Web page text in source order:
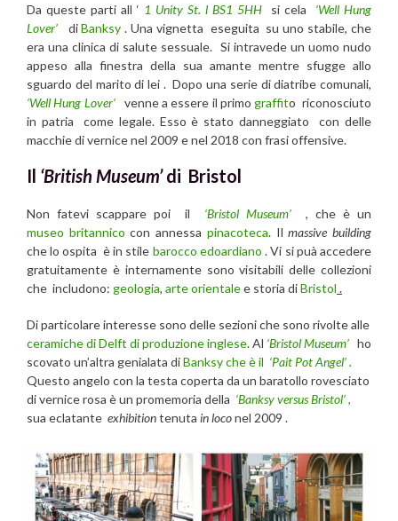
Da queste parti all ‘ 1 Unity St. l BS1 5HH si cela ‘Well Hung
Lover’
diBanksy . Una vignetta eseguita su uno stabile, che
era una clinica di salute sessuale. Si intravede un uomo nudo
appeso alla finestra della sua amante mentre sfugge allo
sguardo del marito di lei . Dopo una serie di diatribe comunali,
‘Well Hung Lover’ venne a essere il primograffito riconosciuto
in patria come legale. Esso è stato danneggiato con delle
macchie di vernice nel 2009 e nel 2018 con frasi offensive.
Il ‘British Museum’di Bristol
Non fatevi scappare poi il ‘Bristol Museum’ , che è un
museo britannico con annessa pinacoteca. Ilmassive building
che lo ospita è in stile barocco edoardiano . Vi si puà accedere
gratuitamente è internamente sono visitabili delle collezioni
che includono: geologia, arte orientalee storia diBristol .
Di particolare interesse sono delle sezioni che sono rivolte alle
ceramiche di Delft di produzione inglese. Al ‘Bristol Museum’ ho
scovato un’altra genialata diBanksy che è il ‘Pait Pot Angel’ .
Questo angelo con la testa coperta da un baratollo rovesciato
di vernice rosa è un promemoria della ‘Banksy versus Bristol’ ,
sua eclatante exhibitiontenuta in loconel 2009 .